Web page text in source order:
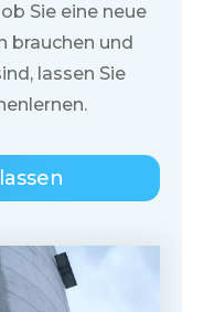
Sie eine neue
brauchen und
lassen Sie